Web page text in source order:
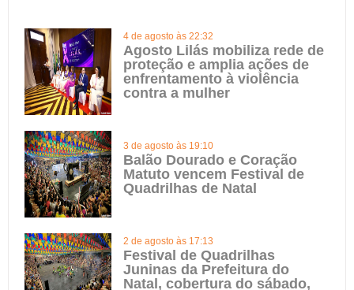
4 de agosto às 22:32
Agosto Lilás mobiliza rede de
proteção e amplia ações de
enfrentamento à violência
contra a mulher
3 de agosto às 19:10
Balão Dourado e Coração
Matuto vencem Festival de
Quadrilhas de Natal
2 de agosto às 17:13
Festival de Quadrilhas
Juninas da Prefeitura do
Natal, cobertura do sábado,